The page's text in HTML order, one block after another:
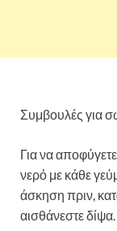
Συμβουλές για
Για να
νερό με κάθε
άσκηση πριν,
αισθάνεστε δίψα.